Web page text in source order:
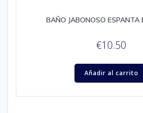
BAÑO JABONOSO ESPANTA
€10.50
Añadir al carrito